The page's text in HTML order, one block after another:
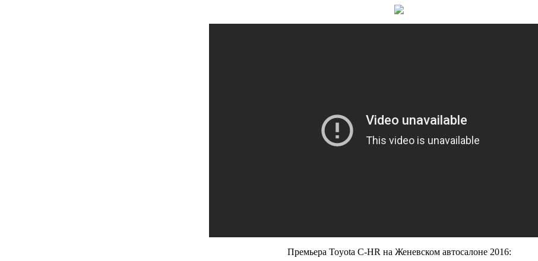
Премьера Toyota C-HR на Женевском автосалоне 2016: